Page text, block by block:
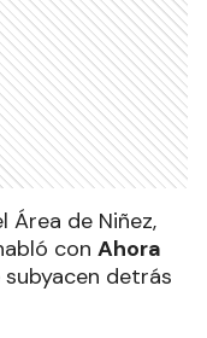
Área de Niñez,
con Ahora
detrás